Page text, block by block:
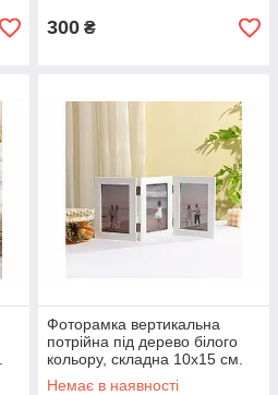
300 ₴
Фоторамка вертикальна
потрійна під дерево білого
кольору, складна 10х15 см.
Немає в наявності